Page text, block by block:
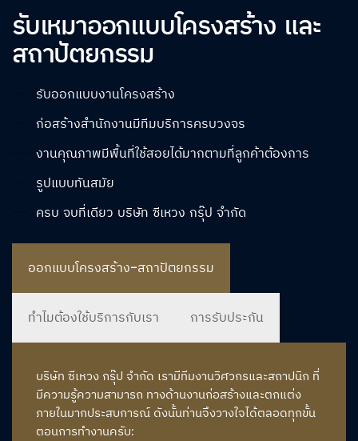
รับเหมาออกแบบโครงสร้าง และ
สถาปัตยกรรม
รับออกแบบงานโครงสร้าง
ก่อสร้างสำนักงานมีทีมบริการครบวงจร
งานคุณภาพมีพื้นที่ใช้สอยได้มากตามที่ลูกค้าต้องการ
รูปแบบทันสมัย
ครบ จบที่เดียว บริษัท ซีเหวง กรุ๊ป จำกัด
ออกแบบโครงสร้าง-สถาปัตยกรรม
ทำไมต้องใช้บริการกับเรา การรับประกัน
บริษัท ซีเหวง กรุ๊ป จำกัด เรามีทีมงานวิศวกรและสถาปนิก ที่
มีความรู้ความสามารถ ทางด้านงานก่อสร้างและตกแต่ง
ภายในมากประสบการณ์ ดังนั้นท่านจึงวางใจได้ตลอดทุกขั้น
ตอนการทำงานครับ: